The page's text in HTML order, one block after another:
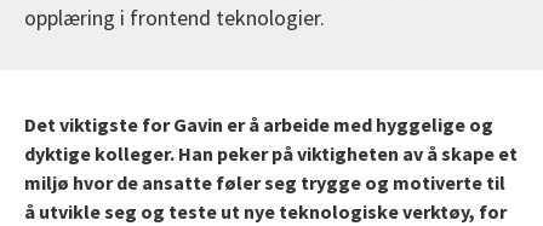
opplæring i frontend teknologier.
Det viktigste for Gavin er å arbeide med hyggelige og
dyktige kolleger. Han peker på viktigheten av å skape et
miljø hvor de ansatte føler seg trygge og motiverte til
å utvikle seg og teste ut nye teknologiske verktøy, for